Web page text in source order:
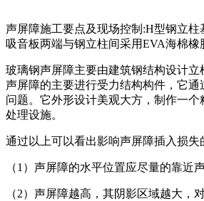
声屏障施工要点及现场控制:H型钢立柱
吸音板两端与钢立柱间采用EVA海棉
玻璃钢声屏障主要由建筑钢结构设计
声屏障的主要进行受力结构构件，它
问题。它外形设计美观大方，制作一
处理设施。
通过以上可以看出影响声屏障插入损
（1）声屏障的水平位置应尽量的靠近
（2）声屏障越高，其阴影区域越大